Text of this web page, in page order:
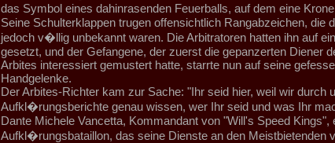
das Symbol eines dahinrasenden Feuerballs, auf dem eine
Seine Schulterklappen trugen offensichtlich Rangabzeichen, die
jedoch v�llig unbekannt waren. Die Arbitratoren hatten ihn auf
gesetzt, und der Gefangene, der zuerst die gepanzerten Diener
Arbites interessiert gemustert hatte, starrte nun auf seine
Handgelenke.
Der Arbites-Richter kam zur Sache: "Ihr seid hier, weil wir durch
Aufkl�rungsberichte genau wissen, wer Ihr seid und was Ihr
Dante Michele Vancetta, Kommandant von "Will's Speed Kings",
Aufkl�rungsbataillon, das seine Dienste an den Meistbietenden